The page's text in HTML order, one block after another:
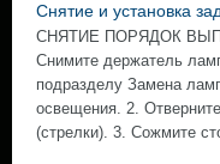
Снятие и установка
СНЯТИЕ ПОРЯДОК
Снимите держатель
подразделу Замена
освещения. 2.
(стрелки). 3. Сожмите